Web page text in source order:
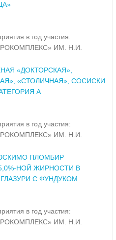
в год участия:
ИМ. Н.И.
«ДОКТОРСКАЯ»,
«СТОЛИЧНАЯ», СОСИСКИ
А
в год участия:
ИМ. Н.И.
ПЛОМБИР
НОЙ ЖИРНОСТИ В
С ФУНДУКОМ
в год участия:
ИМ. Н.И.